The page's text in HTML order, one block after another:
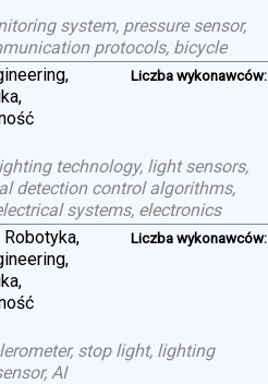
system, pressure sensor,
protocols, bicycle
Liczba wykonawców:
technology, light sensors,
detection control algorithms,
systems, electronics
Liczba wykonawców:
stop light, lighting
AI